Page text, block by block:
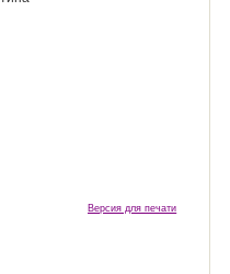
Версия для печати